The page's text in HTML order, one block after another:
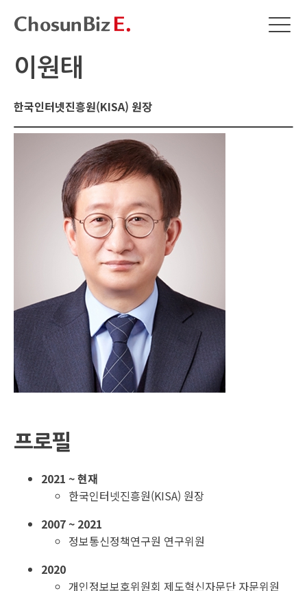
이원태
한국인터넷진흥원(KISA) 원장
프로필
2021 ~ 현재
한국인터넷진흥원(KISA) 원장
2007 ~ 2021
정보통신정책연구원 연구위원
2020
개인정보보호위원회 제도혁신자문단 자문위원